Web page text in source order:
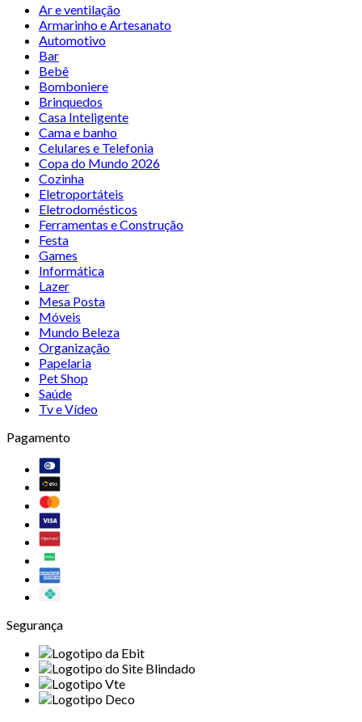
Ar e ventilação
Armarinho e Artesanato
Automotivo
Bar
Bebê
Bomboniere
Brinquedos
Casa Inteligente
Cama e banho
Celulares e Telefonia
Copa do Mundo 2026
Cozinha
Eletroportáteis
Eletrodomésticos
Ferramentas e Construção
Festa
Games
Informática
Lazer
Mesa Posta
Móveis
Mundo Beleza
Organização
Papelaria
Pet Shop
Saúde
Tv e Vídeo
Pagamento
Segurança